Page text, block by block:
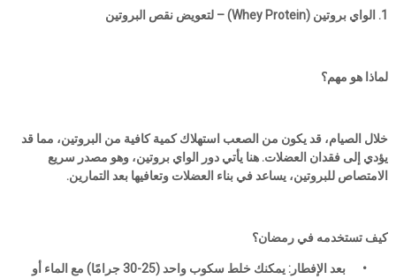
1. الواي بروتين (Whey Protein) – لتعويض نقص البروتين
لماذا هو مهم؟
خلال الصيام، قد يكون من الصعب استهلاك كمية كافية من البروتين، مما قد
يؤدي إلى فقدان العضلات. هنا يأتي دور الواي بروتين، وهو مصدر سريع
الامتصاص للبروتين، يساعد في بناء العضلات وتعافيها بعد التمارين.
كيف تستخدمه في رمضان؟
•
بعد الإفطار: يمكنك خلط سكوب واحد (25-30 جرامًا) مع الماء أو